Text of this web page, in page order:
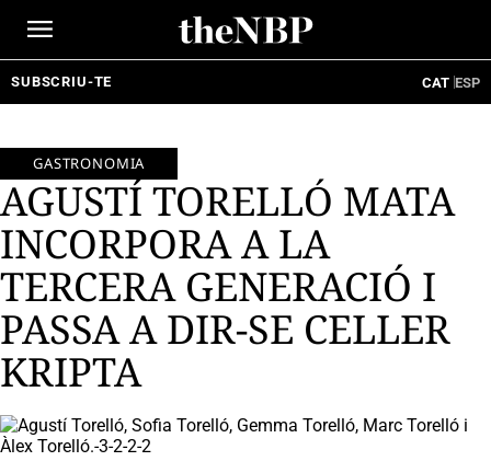
SUBSCRIU-TE CAT ESP
GASTRONOMIA
AGUSTÍ TORELLÓ MATA
INCORPORA A LA
TERCERA GENERACIÓ I
PASSA A DIR-SE CELLER
KRIPTA